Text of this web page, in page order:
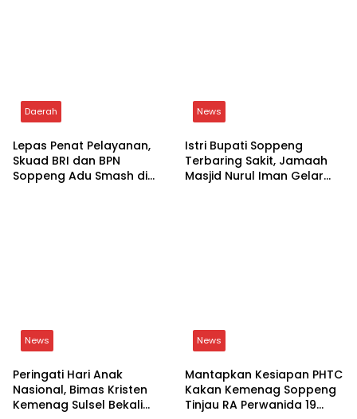
Daerah
Lepas Penat Pelayanan,
Skuad BRI dan BPN
Soppeng Adu Smash di
News
Istri Bupati Soppeng
Terbaring Sakit, Jamaah
Masjid Nurul Iman Gelar
News
Peringati Hari Anak
Nasional, Bimas Kristen
Kemenag Sulsel Bekali
News
Mantapkan Kesiapan PHTC
Kakan Kemenag Soppeng
Tinjau RA Perwanida 19